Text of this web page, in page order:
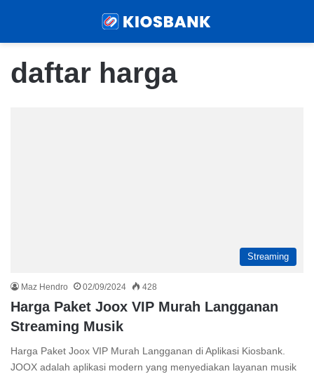
daftar harga
Streaming
Maz Hendro 02/09/2024 428
Harga Paket Joox VIP Murah Langganan
Streaming Musik
Harga Paket Joox VIP Murah Langganan di Aplikasi Kiosbank.
JOOX adalah aplikasi modern yang menyediakan layanan musik